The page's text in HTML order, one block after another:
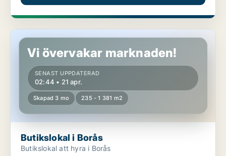
Butikslokal i Borås
Vi övervakar marknaden!
SENAST UPPDATERAD
02:44 • 21 apr.
Skapad 3 mo 235 - 1 381 m2
Butikslokal i Borås
Butikslokal att hyra i Borås